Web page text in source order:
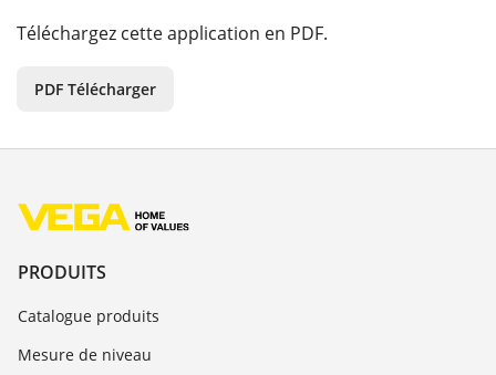
Téléchargez cette application en PDF.
PDF Télécharger
PRODUITS
Catalogue produits
Mesure de niveau